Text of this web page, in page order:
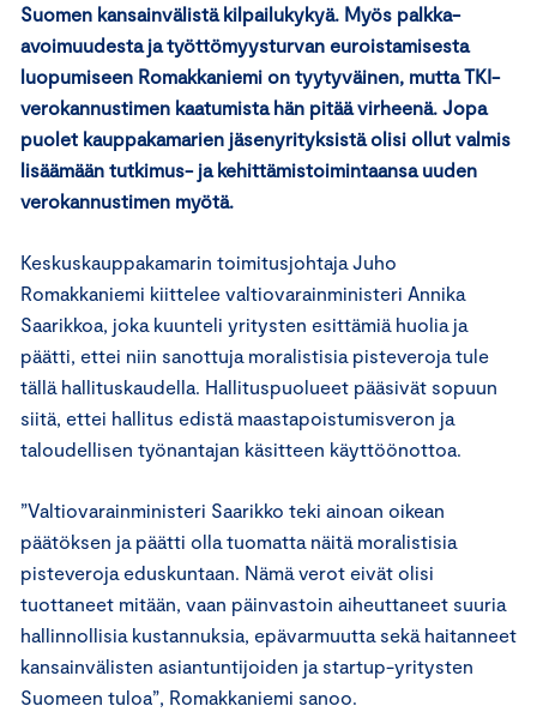
Suomen kansainvälistä kilpailukykyä. Myös palkka-
avoimuudesta ja työttömyysturvan euroistamisesta
luopumiseen Romakkaniemi on tyytyväinen, mutta TKI-
verokannustimen kaatumista hän pitää virheenä. Jopa
puolet kauppakamarien jäsenyrityksistä olisi ollut valmis
lisäämään tutkimus- ja kehittämistoimintaansa uuden
verokannustimen myötä.
Keskuskauppakamarin toimitusjohtaja Juho
Romakkaniemi kiittelee valtiovarainministeri Annika
Saarikkoa, joka kuunteli yritysten esittämiä huolia ja
päätti, ettei niin sanottuja moralistisia pisteveroja tule
tällä hallituskaudella. Hallituspuolueet pääsivät sopuun
siitä, ettei hallitus edistä maastapoistumisveron ja
taloudellisen työnantajan käsitteen käyttöönottoa.
”Valtiovarainministeri Saarikko teki ainoan oikean
päätöksen ja päätti olla tuomatta näitä moralistisia
pisteveroja eduskuntaan. Nämä verot eivät olisi
tuottaneet mitään, vaan päinvastoin aiheuttaneet suuria
hallinnollisia kustannuksia, epävarmuutta sekä haitanneet
kansainvälisten asiantuntijoiden ja startup-yritysten
Suomeen tuloa”, Romakkaniemi sanoo.